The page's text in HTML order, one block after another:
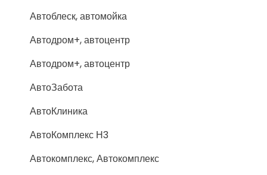
Автоблеск, автомойка
Автодром+, автоцентр
Автодром+, автоцентр
АвтоЗабота
АвтоКлиника
АвтоКомплекс Н3
Автокомплекс, Автокомплекс